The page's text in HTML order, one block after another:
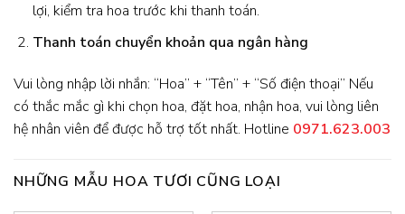
lợi, kiểm tra hoa trước khi thanh toán.
Thanh toán chuyển khoản qua ngân hàng
Vui lòng nhập lời nhắn: “Hoa” + “Tên” + “Số điện thoại” Nếu
có thắc mắc gì khi chọn hoa, đặt hoa, nhận hoa, vui lòng liên
hệ nhân viên để được hỗ trợ tốt nhất. Hotline 0971.623.003
NHỮNG MẪU HOA TƯƠI CŨNG LOẠI